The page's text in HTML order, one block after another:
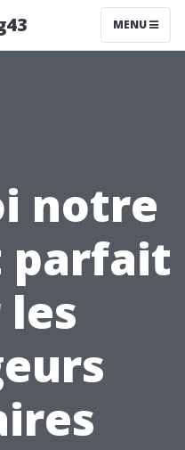
MENU
notre
parfait